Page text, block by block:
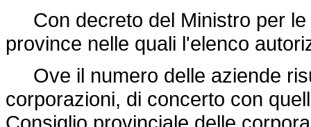
Con decreto del Ministro per le
province nelle quali l'elenco
Ove il numero delle aziende
corporazioni, di concerto con